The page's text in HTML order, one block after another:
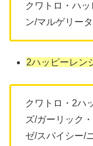
クワトロ・ハ
ン/マルゲリー
2ハッピーレ
クワトロ・2ハ
ズ/ガーリック
ゼ/スパイシー/